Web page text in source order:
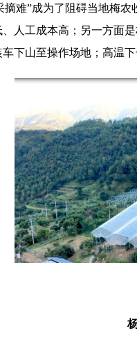
摘难”成为了阻碍当地梅农
人工成本高；另一方面
下山至操作场地；高温